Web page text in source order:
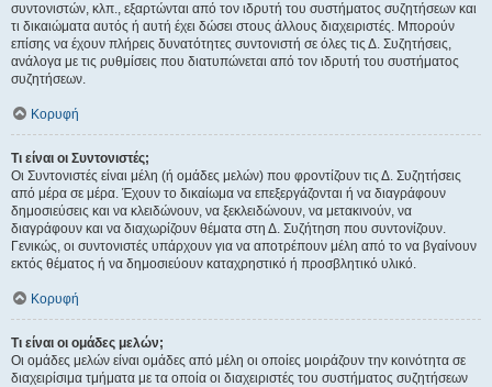
συντονιστών, κλπ., εξαρτώνται από τον ιδρυτή του συστήματος συζητήσεων και
τι δικαιώματα αυτός ή αυτή έχει δώσει στους άλλους διαχειριστές. Μπορούν
επίσης να έχουν πλήρεις δυνατότητες συντονιστή σε όλες τις Δ. Συζητήσεις,
ανάλογα με τις ρυθμίσεις που διατυπώνεται από τον ιδρυτή του συστήματος
συζητήσεων.
Κορυφή
Τι είναι οι Συντονιστές;
Οι Συντονιστές είναι μέλη (ή ομάδες μελών) που φροντίζουν τις Δ. Συζητήσεις
από μέρα σε μέρα. Έχουν το δικαίωμα να επεξεργάζονται ή να διαγράφουν
δημοσιεύσεις και να κλειδώνουν, να ξεκλειδώνουν, να μετακινούν, να
διαγράφουν και να διαχωρίζουν θέματα στη Δ. Συζήτηση που συντονίζουν.
Γενικώς, οι συντονιστές υπάρχουν για να αποτρέπουν μέλη από το να βγαίνουν
εκτός θέματος ή να δημοσιεύουν καταχρηστικό ή προσβλητικό υλικό.
Κορυφή
Τι είναι οι ομάδες μελών;
Οι ομάδες μελών είναι ομάδες από μέλη οι οποίες μοιράζουν την κοινότητα σε
διαχειρίσιμα τμήματα με τα οποία οι διαχειριστές του συστήματος συζητήσεων